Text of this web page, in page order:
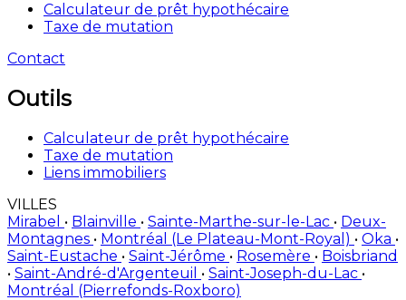
Calculateur de prêt hypothécaire
Taxe de mutation
Contact
Outils
Calculateur de prêt hypothécaire
Taxe de mutation
Liens immobiliers
VILLES
Mirabel • Blainville • Sainte-Marthe-sur-le-Lac • Deux-
Montagnes • Montréal (Le Plateau-Mont-Royal) • Oka •
Saint-Eustache • Saint-Jérôme • Rosemère • Boisbriand
• Saint-André-d'Argenteuil • Saint-Joseph-du-Lac •
Montréal (Pierrefonds-Roxboro)